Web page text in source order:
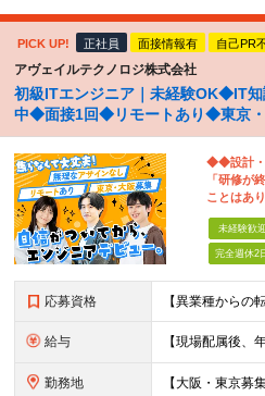
PICK UP! 正社員 面接情報有 自己PR
アヴェイルテクノロジ株式会社
初級ITエンジニア｜未経験OK◆IT
中◆面接1回◆リモートあり◆東京
◆◆設計・
「研修が
ことはあ
未経験歓迎
完全週休2
応募資格
給与
勤務地